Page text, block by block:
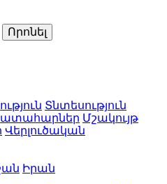
Տնտեսություն
Մշակույթ
Վերլուծական
Իրան